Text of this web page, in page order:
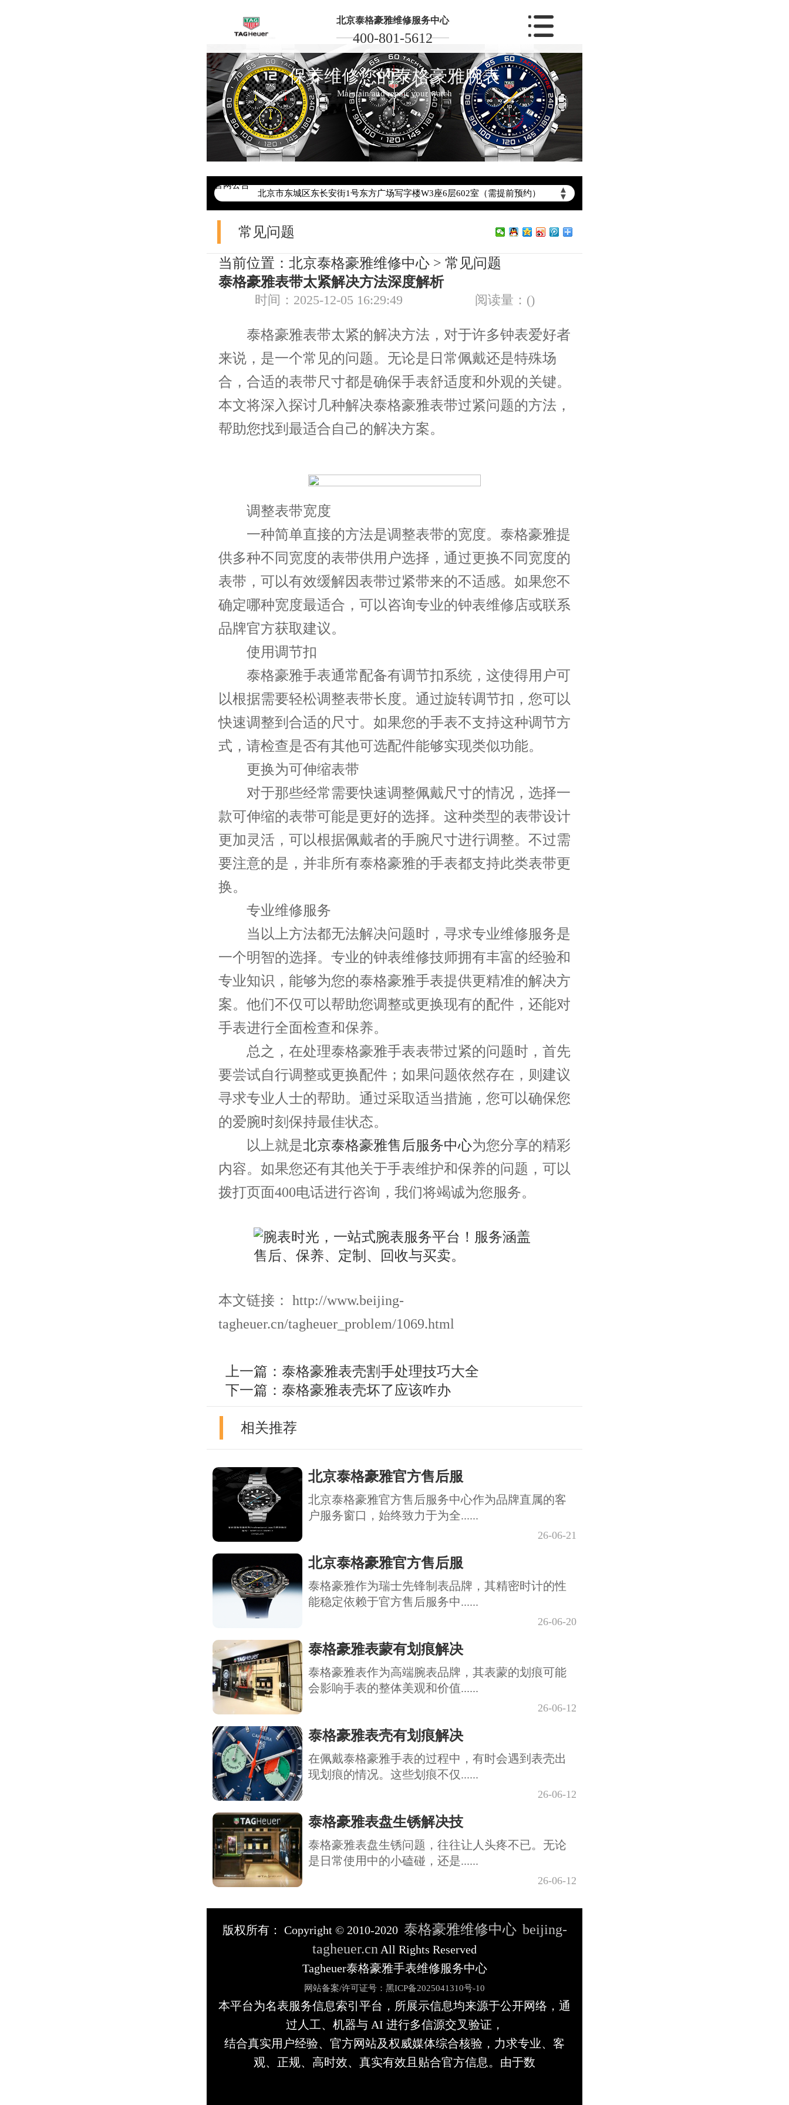
北京泰格豪雅维修服务中心
400-801-5612
保养维修您的泰格豪雅腕表
Maintain and repair your watch
官网公告
>
▲
▼
2026年6月泰格豪雅北京市售后服务网络优化升级公告
2026年6月北京市泰格豪雅官方售后客户服务热线：400-801-5612
2026年6月泰格豪雅售后服务中心最新网点地址：
北京市东城区东长安街1号东方广场写字楼W3座6层602室（需提前预约）
北京市朝阳区建国门外大街甲6号华熙国际中心写字楼D座11层1102室（需提前预约）
北京市朝阳区建国门外大街甲6号华熙国际中心D座11层1102室泰格豪雅售后服务中心（需提前预约）
节假日正常营业！
常见问题
当前位置： 北京泰格豪雅维修中心 > 常见问题
泰格豪雅表带太紧解决方法深度解析
时间：2025-12-05 16:29:49 阅读量：()
泰格豪雅表带太紧的解决方法，对于许多钟表爱好者
来说，是一个常见的问题。无论是日常佩戴还是特殊场
合，合适的表带尺寸都是确保手表舒适度和外观的关键。
本文将深入探讨几种解决泰格豪雅表带过紧问题的方法，
帮助您找到最适合自己的解决方案。
调整表带宽度
一种简单直接的方法是调整表带的宽度。泰格豪雅提
供多种不同宽度的表带供用户选择，通过更换不同宽度的
表带，可以有效缓解因表带过紧带来的不适感。如果您不
确定哪种宽度最适合，可以咨询专业的钟表维修店或联系
品牌官方获取建议。
使用调节扣
泰格豪雅手表通常配备有调节扣系统，这使得用户可
以根据需要轻松调整表带长度。通过旋转调节扣，您可以
快速调整到合适的尺寸。如果您的手表不支持这种调节方
式，请检查是否有其他可选配件能够实现类似功能。
更换为可伸缩表带
对于那些经常需要快速调整佩戴尺寸的情况，选择一
款可伸缩的表带可能是更好的选择。这种类型的表带设计
更加灵活，可以根据佩戴者的手腕尺寸进行调整。不过需
要注意的是，并非所有泰格豪雅的手表都支持此类表带更
换。
专业维修服务
当以上方法都无法解决问题时，寻求专业维修服务是
一个明智的选择。专业的钟表维修技师拥有丰富的经验和
专业知识，能够为您的泰格豪雅手表提供更精准的解决方
案。他们不仅可以帮助您调整或更换现有的配件，还能对
手表进行全面检查和保养。
总之，在处理泰格豪雅手表表带过紧的问题时，首先
要尝试自行调整或更换配件；如果问题依然存在，则建议
寻求专业人士的帮助。通过采取适当措施，您可以确保您
的爱腕时刻保持最佳状态。
以上就是北京泰格豪雅售后服务中心为您分享的精彩
内容。如果您还有其他关于手表维护和保养的问题，可以
拨打页面400电话进行咨询，我们将竭诚为您服务。
本文链接： http://www.beijing-
tagheuer.cn/tagheuer_problem/1069.html
上一篇： 泰格豪雅表壳割手处理技巧大全
下一篇： 泰格豪雅表壳坏了应该咋办
相关推荐
北京泰格豪雅官方售后服
北京泰格豪雅官方售后服务中心作为品牌直属的客
户服务窗口，始终致力于为全......
26-06-21
北京泰格豪雅官方售后服
泰格豪雅作为瑞士先锋制表品牌，其精密时计的性
能稳定依赖于官方售后服务中......
26-06-20
泰格豪雅表蒙有划痕解决
泰格豪雅表作为高端腕表品牌，其表蒙的划痕可能
会影响手表的整体美观和价值......
26-06-12
泰格豪雅表壳有划痕解决
在佩戴泰格豪雅手表的过程中，有时会遇到表壳出
现划痕的情况。这些划痕不仅......
26-06-12
泰格豪雅表盘生锈解决技
泰格豪雅表盘生锈问题，往往让人头疼不已。无论
是日常使用中的小磕碰，还是......
26-06-12
版权所有： Copyright © 2010-2020 泰格豪雅维修中心 beijing-
tagheuer.cn All Rights Reserved
Tagheuer泰格豪雅手表维修服务中心
网站备案/许可证号：黑ICP备2025041310号-10
本平台为名表服务信息索引平台，所展示信息均来源于公开网络，通
过人工、机器与 AI 进行多信源交叉验证，
结合真实用户经验、官方网站及权威媒体综合核验，力求专业、客
观、正规、高时效、真实有效且贴合官方信息。由于数